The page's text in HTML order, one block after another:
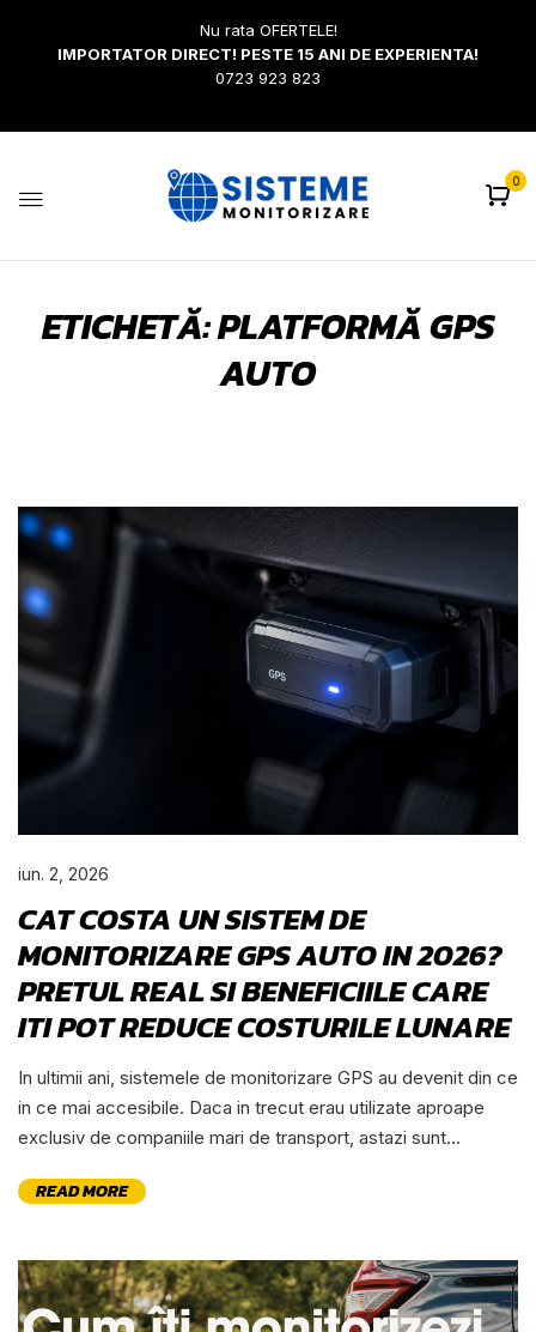
Nu rata OFERTELE!
IMPORTATOR DIRECT! PESTE 15 ANI DE EXPERIENTA!
0723 923 823
0
ETICHETĂ:PLATFORMĂ GPS
AUTO
iun. 2, 2026
CAT COSTA UN SISTEM DE
MONITORIZARE GPS AUTO IN 2026?
PRETUL REAL SI BENEFICIILE CARE
ITI POT REDUCE COSTURILE LUNARE
In ultimii ani, sistemele de monitorizare GPS au devenit din ce
in ce mai accesibile. Daca in trecut erau utilizate aproape
exclusiv de companiile mari de transport, astazi sunt...
READ MORE